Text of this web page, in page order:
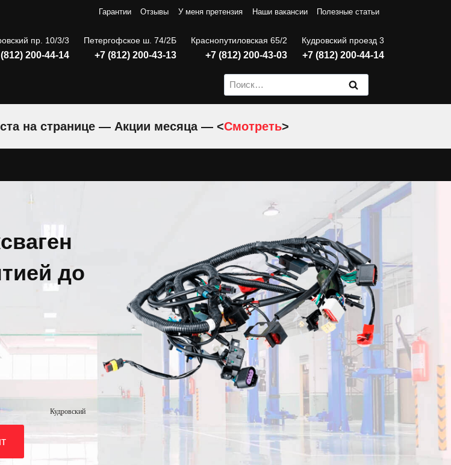
Гарантии Отзывы У меня претензия Наши вакансии Полезные статьи
пр. 10/3/3
200-44-14
Петергофское ш. 74/2Б
+7 (812) 200-43-13
Краснопутиловская 65/2
+7 (812) 200-43-03
Кудровский проезд 3
+7 (812) 200-44-14
Найти:
на странице — Акции месяца — <Смотреть>
до
Кудровский